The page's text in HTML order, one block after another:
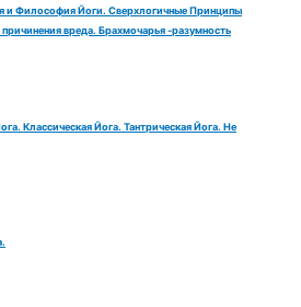
и Философия Йоги. Сверхлогичные Принципы
вреда. Брахмочарья -разумность
Классическая Йога. Тантрическая Йога. Не